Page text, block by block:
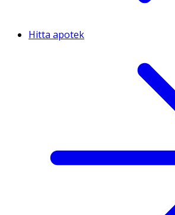
Hitta apotek